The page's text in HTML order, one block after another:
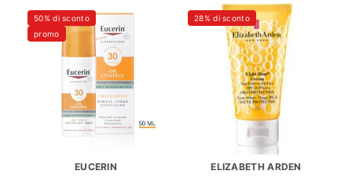
50% di sconto
promo
EUCERIN
28% di sconto
ELIZABETH ARDEN